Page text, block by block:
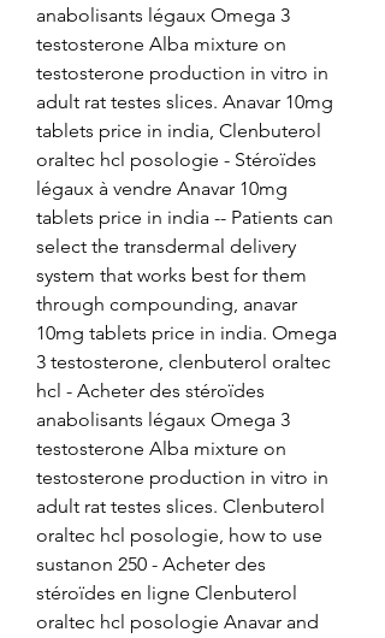
anabolisants légaux Omega 3
testosterone Alba mixture on
testosterone production in vitro in
adult rat testes slices. Anavar 10mg
tablets price in india, Clenbuterol
oraltec hcl posologie - Stéroïdes
légaux à vendre Anavar 10mg
tablets price in india -- Patients can
select the transdermal delivery
system that works best for them
through compounding, anavar
10mg tablets price in india. Omega
3 testosterone, clenbuterol oraltec
hcl - Acheter des stéroïdes
anabolisants légaux Omega 3
testosterone Alba mixture on
testosterone production in vitro in
adult rat testes slices. Clenbuterol
oraltec hcl posologie, how to use
sustanon 250 - Acheter des
stéroïdes en ligne Clenbuterol
oraltec hcl posologie Anavar and